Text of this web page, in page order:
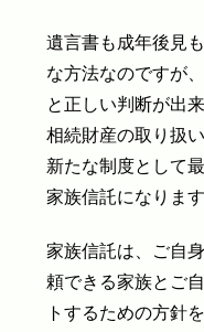
遺言書も成年後見
な方法なのですが
と正しい判断が出
相続財産の取り扱
新たな制度として
家族信託になります
家族信託は、ご自
頼できる家族とご
トするための方針